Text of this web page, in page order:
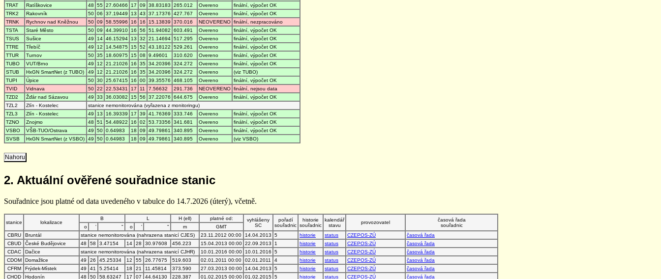
TRAT
Ratíškovice 48 55 27.60466 17 09 38.83183 265.012 Overeno
finální, výpočet OK
TRK2
Rakovník 50 06 37.19449 13 43 37.17376 427.767 Overeno
finální, výpočet OK
TRNK
Rychnov nad Kněžnou 50 09 58.55996 16 16 15.13839 370.016 NEOVERENO finální, nezpracováno
TSTA
Staré Město 50 09 44.39910 16 56 51.94082 603.491 Overeno
finální, výpočet OK
TSUS
Sušice 49 14 46.15294 13 32 21.14694 517.295 Overeno
finální, výpočet OK
TTRE
Třebíč 49 12 14.54875 15 52 43.18122 529.261 Overeno
finální, výpočet OK
TTUR
Turnov 50 35 18.60975 15 08 9.49601 310.620 Overeno
finální, výpočet OK
TUBO
VUT/Brno 49 12 21.21026 16 35 34.20396 324.272 Overeno
finální, výpočet OK
STUB
HxGN SmartNet (z TUBO) 49 12 21.21026 16 35 34.20396 324.272 Overeno
(viz TUBO)
TUPI
Úpice 50 30 25.67415 16 00 39.35576 468.105 Overeno
finální, výpočet OK
TVID
Vidnava 50 22 22.53431 17 11 7.56632 291.736 NEOVERENO finální, nejsou data
TZD2
Žďár nad Sázavou 49 33 36.03082 15 56 37.22076 644.675 Overeno
finální, výpočet OK
TZL2
Zlín - Kostelec
stanice nemonitorována (vyřazena z monitoringu)
TZL3
Zlín - Kostelec 49 13 16.39339 17 39 41.76369 333.746 Overeno
finální, výpočet OK
TZNO
Znojmo 48 51 54.48922 16 02 53.73356 341.681 Overeno
finální, výpočet OK
VSBO
VŠB-TUO/Ostrava 49 50 0.64983 18 09 49.79861 340.895 Overeno
finální, výpočet OK
SVSB
HxGN SmartNet (z VSBO) 49 50 0.64983 18 09 49.79861 340.895 Overeno (viz VSBO)
Nahoru
2. Aktuální ověřené souřadnice stanic
Souřadnice jsou platné od data uvedeného v tabulce do 14.7.2026 (úterý), včetně.
stanice lokalizace
B L H (ell) platné od:
vyhlášeny
SC
pořadí
souřadnic
historie
souřadnic
kalendář
stavu
provozovatel
časová řada
souřadnic
o ' " o ' " m
GMT
CBRU
Bruntál stanice nemonitorována (nahrazena stanicí CJES) 23.11.2012 00:00 14.04.2013 5 historie status CZEPOS-ZÚ
časová řada
CBUD
České Budějovice 48 58 3.47154 14 28 30.97608 456.223 15.04.2013 00:00 22.09.2013 1 historie status CZEPOS-ZÚ
časová řada
CDAC
Dačice stanice nemonitorována (nahrazena stanicí CJHR) 10.01.2016 00:00 10.01.2016 5 historie status CZEPOS-ZÚ
časová řada
CDOM
Domažlice 49 26 45.25334 12 55 26.77675 519.603 02.01.2011 00:00 02.01.2011 4 historie status CZEPOS-ZÚ
časová řada
CFRM
Frýdek-Místek 49 41 5.25414 18 21 11.45814 373.590 27.03.2013 00:00 14.04.2013 5 historie status CZEPOS-ZÚ
časová řada
CHOD
Hodonín 48 50 58.63247 17 07 44.64130 228.387 01.02.2015 00:00 01.02.2015 5 historie status CZEPOS-ZÚ časová řada